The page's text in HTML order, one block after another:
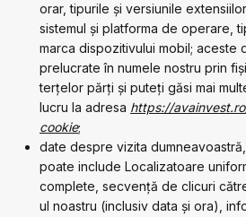
orar, tipurile și versiunile
sistemul și platforma de operare,
marca dispozitivului mobil; aceste
prelucrate în numele nostru prin
terțelor părți și puteți găsi mai
lucru la adresa https://
cookie;
date despre vizita
poate include Localizatoare
complete, secvență de clicuri
ul noastru (inclusiv data și ora),